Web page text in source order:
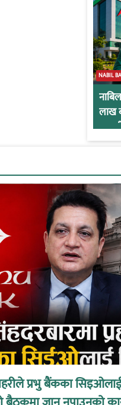
NABIL
लाख
प्रभु बैंकका